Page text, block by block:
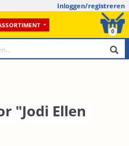
Inloggen/registreren
0
"Jodi Ellen